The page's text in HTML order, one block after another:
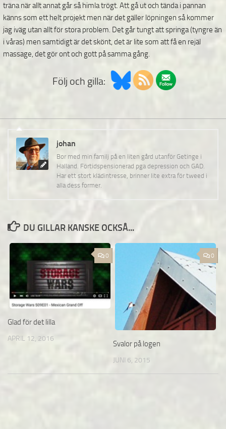
träna när allt annat går så himla trögt. Att gå ut och tända i pannan
känns som ett helt projekt men när det gäller löpningen så kommer
jag iväg utan allt för stora problem. Det går tungt att springa (tyngre än
i våras) men samtidigt är det skönt, det är lite som att få en rejäl
massage, det gör ont och gott på samma gång.
Följ och gilla:
johan
Bor med min familj på en liten gård utanför Getinge i
Halland. Förtidspensionerad pga depression och GAD.
Har ett stort klädintresse, brinner lite extra för tweed i
alla dess former.
DU GILLAR KANSKE OCKSÅ...
0
Glad för det lilla
APRIL 12, 2016
0
Svalor på logen
JUNI 6, 2015